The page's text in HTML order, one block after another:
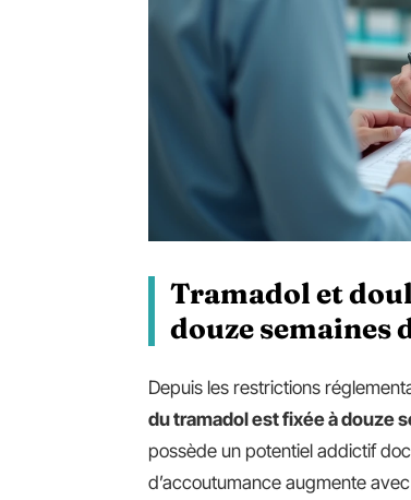
Tramadol et
douze semaines
Depuis les restrictions
du tramadol est fixée à douze
possède un potentiel addictif
d’accoutumance augmente